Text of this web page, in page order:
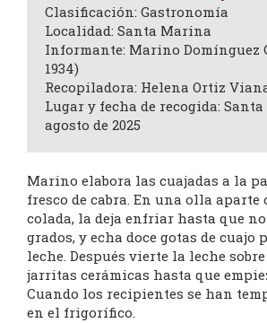
Clasificación: Gastronomía
Localidad: Santa Marina
Informante: Marino Domínguez
1934)
Recopiladora: Helena Ortiz
Lugar y fecha de recogida:
agosto de 2025
Marino elabora las cuajadas a la
fresco de cabra. En una olla aparte
colada, la deja enfriar hasta que no
grados, y echa doce gotas de cuajo
leche. Después vierte la leche
jarritas cerámicas hasta que
Cuando los recipientes se han
en el frigorífico.